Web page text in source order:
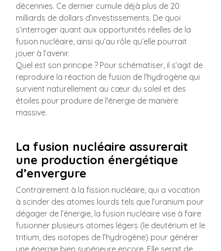
décennies. Ce dernier cumule déjà plus de 20
milliards de dollars d’investissements. De quoi
s’interroger quant aux opportunités réelles de la
fusion nucléaire, ainsi qu’au rôle qu’elle pourrait
jouer à l’avenir.
Quel est son principe ? Pour schématiser, il s’agit de
reproduire la réaction de fusion de l'hydrogène qui
survient naturellement au cœur du soleil et des
étoiles pour produire de l'énergie de manière
massive.
La fusion nucléaire assurerait
une production énergétique
d’envergure
Contrairement à la fission nucléaire, qui a vocation
à scinder des atomes lourds tels que l’uranium pour
dégager de l’énergie, la fusion nucléaire vise à faire
fusionner plusieurs atomes légers (le deutérium et le
tritium, des isotopes de l’hydrogène) pour générer